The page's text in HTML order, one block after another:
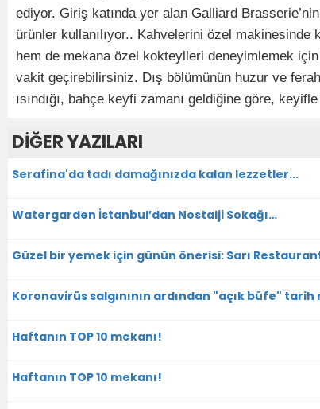
ediyor. Giriş katında yer alan Galliard
ürünler kullanılıyor.. Kahvelerini özel makinesinde
hem de mekana özel kokteylleri deneyimlemek
vakit geçirebilirsiniz. Dış bölümünün huzur ve
ısındığı, bahçe keyfi zamanı geldiğine göre,
DİĞER YAZILARI
Serafina'da tadı damağınızda kalan lezzetler...
Watergarden İstanbul’dan Nostalji Sokağı…
Güzel bir yemek için günün önerisi: Sarı
Koronavirüs salgınının ardından "açık büfe" tarih
Haftanın TOP 10 mekanı!
Haftanın TOP 10 mekanı!